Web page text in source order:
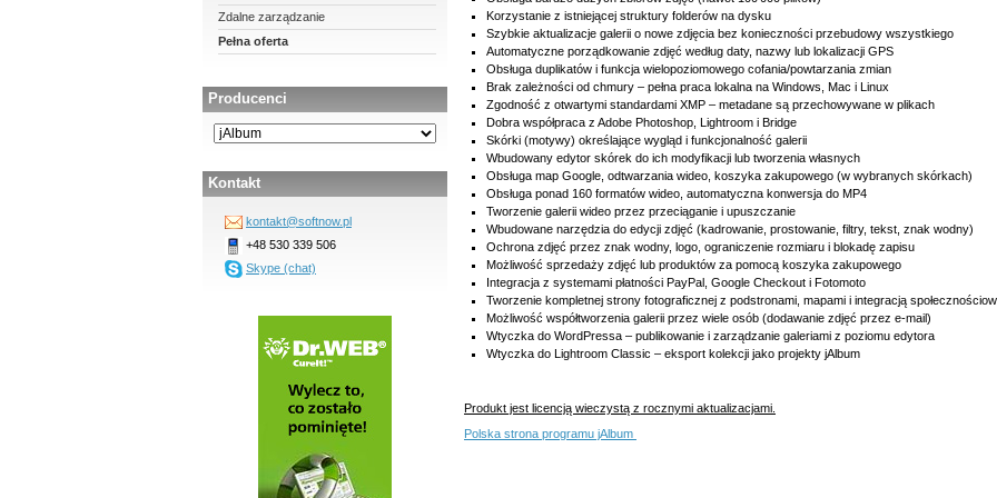
Zdalne zarządzanie
Pełna oferta
Producenci
Kontakt
kontakt@softnow.pl
+48 530 339 506
Skype (chat)
Korzystanie z istniejącej struktury folderów na dysku
Szybkie aktualizacje galerii o nowe zdjęcia bez konieczności przebudowy wszystkiego
Automatyczne porządkowanie zdjęć według daty, nazwy lub lokalizacji GPS
Obsługa duplikatów i funkcja wielopoziomowego cofania/powtarzania zmian
Brak zależności od chmury – pełna praca lokalna na Windows, Mac i Linux
Zgodność z otwartymi standardami XMP – metadane są przechowywane w plikach
Dobra współpraca z Adobe Photoshop, Lightroom i Bridge
Skórki (motywy) określające wygląd i funkcjonalność galerii
Wbudowany edytor skórek do ich modyfikacji lub tworzenia własnych
Obsługa map Google, odtwarzania wideo, koszyka zakupowego (w wybranych skórkach)
Obsługa ponad 160 formatów wideo, automatyczna konwersja do MP4
Tworzenie galerii wideo przez przeciąganie i upuszczanie
Wbudowane narzędzia do edycji zdjęć (kadrowanie, prostowanie, filtry, tekst, znak wodny)
Ochrona zdjęć przez znak wodny, logo, ograniczenie rozmiaru i blokadę zapisu
Możliwość sprzedaży zdjęć lub produktów za pomocą koszyka zakupowego
Integracja z systemami płatności PayPal, Google Checkout i Fotomoto
Tworzenie kompletnej strony fotograficznej z podstronami, mapami i integracją
Możliwość współtworzenia galerii przez wiele osób (dodawanie zdjęć przez e-mail)
Wtyczka do WordPressa – publikowanie i zarządzanie galeriami z poziomu edytora
Wtyczka do Lightroom Classic – eksport kolekcji jako projekty jAlbum
Produkt jest licencją wieczystą z rocznymi aktualizacjami.
Polska strona programu jAlbum